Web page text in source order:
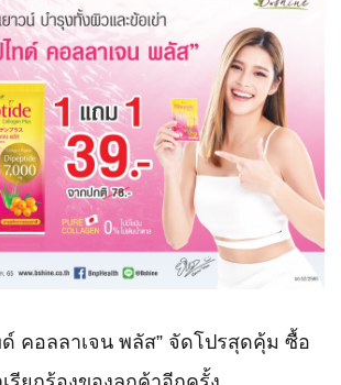
ด์ คอลลาเจน พลัส” จัดโปรสุดคุ้ม ซื้อ